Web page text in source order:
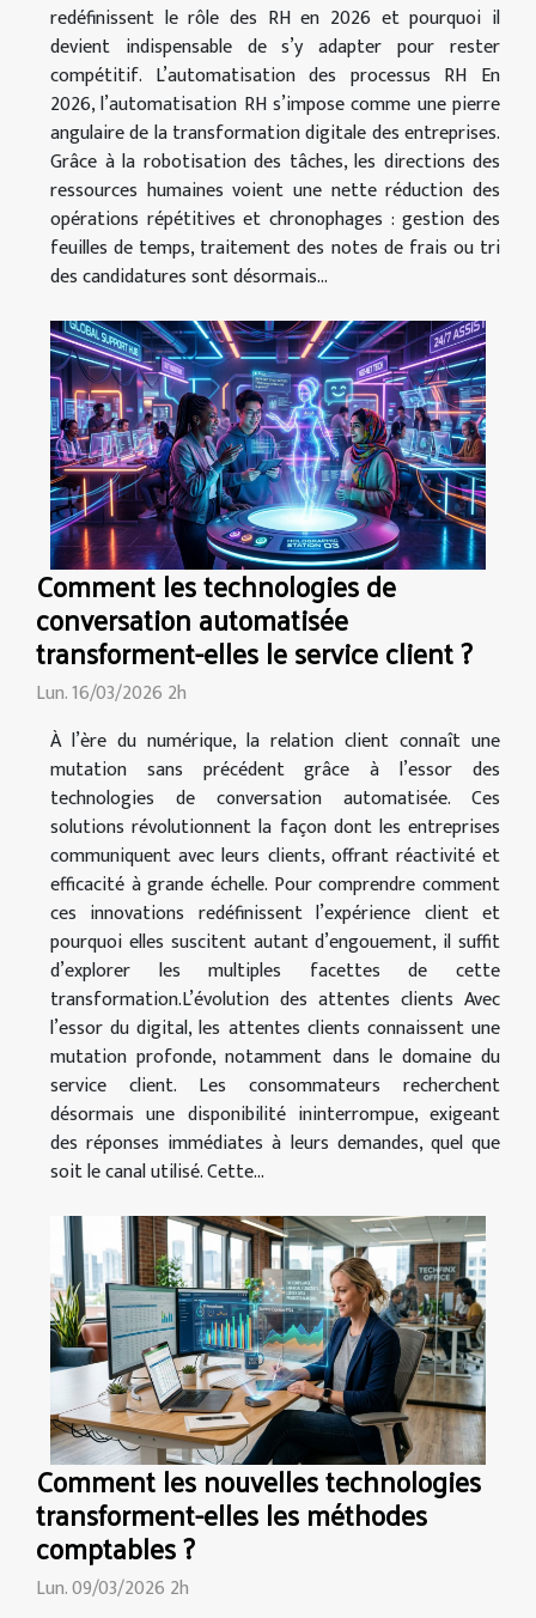
redéfinissent le rôle des RH en 2026 et pourquoi il
devient indispensable de s’y adapter pour rester
compétitif. L’automatisation des processus RH En
2026, l’automatisation RH s’impose comme une pierre
angulaire de la transformation digitale des entreprises.
Grâce à la robotisation des tâches, les directions des
ressources humaines voient une nette réduction des
opérations répétitives et chronophages : gestion des
feuilles de temps, traitement des notes de frais ou tri
des candidatures sont désormais...
Comment les technologies de
conversation automatisée
transforment-elles le service client ?
Lun. 16/03/2026 2h
À l’ère du numérique, la relation client connaît une
mutation sans précédent grâce à l’essor des
technologies de conversation automatisée. Ces
solutions révolutionnent la façon dont les entreprises
communiquent avec leurs clients, offrant réactivité et
efficacité à grande échelle. Pour comprendre comment
ces innovations redéfinissent l’expérience client et
pourquoi elles suscitent autant d’engouement, il suffit
d’explorer les multiples facettes de cette
transformation.L’évolution des attentes clients Avec
l’essor du digital, les attentes clients connaissent une
mutation profonde, notamment dans le domaine du
service client. Les consommateurs recherchent
désormais une disponibilité ininterrompue, exigeant
des réponses immédiates à leurs demandes, quel que
soit le canal utilisé. Cette...
Comment les nouvelles technologies
transforment-elles les méthodes
comptables ?
Lun. 09/03/2026 2h